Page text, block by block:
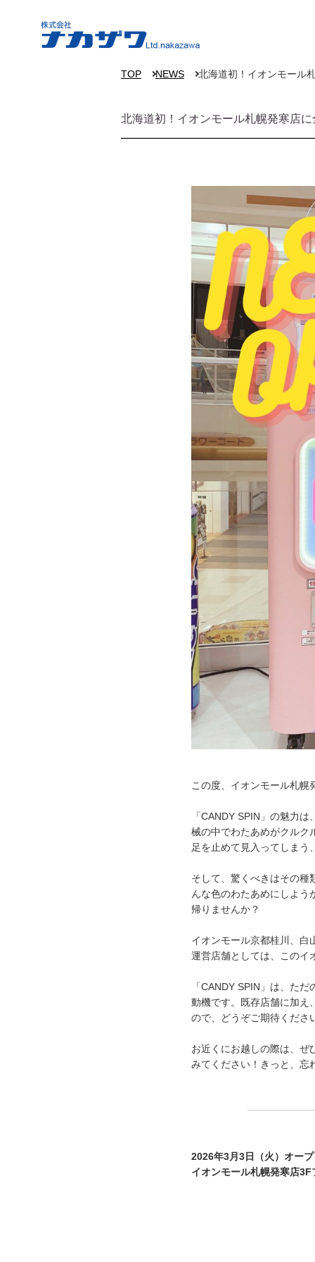
TOP NEWS 北海道初！イオンモール
北海道初！イオンモール札幌発寒店
この度、イオンモール札幌
「CANDY SPIN」の魅力
械の中でわたあめがクルク
足を止めて見入ってしまう
そして、驚くべきはその種
んな色のわたあめにしよう
帰りませんか？
イオンモール京都桂川、白
運営店舗としては、このイ
「CANDY SPIN」は、た
動機です。既存店舗に加え
ので、どうぞご期待くださ
お近くにお越しの際は、ぜ
みてください！きっと、忘
2026年3月3日（火）オー
イオンモール札幌発寒店3F